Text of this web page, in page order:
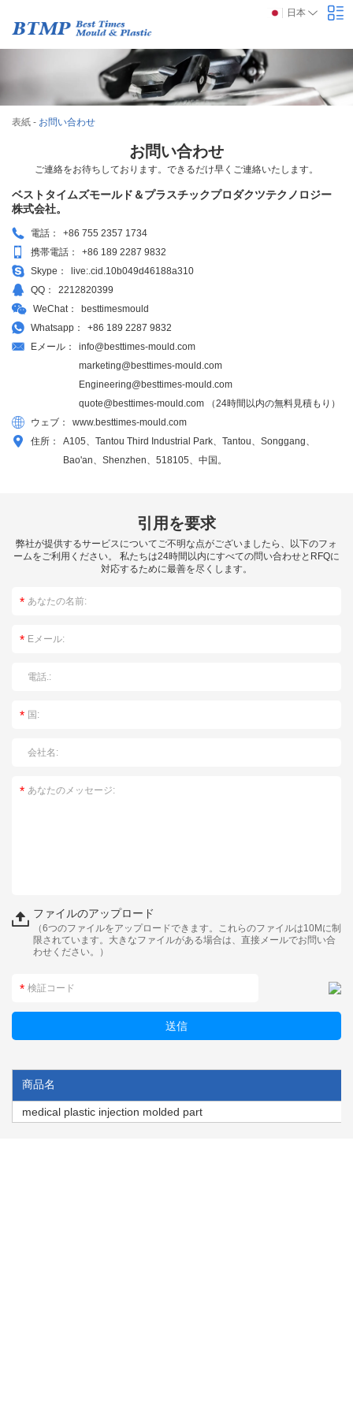
日本
表紙 - お問い合わせ
お問い合わせ
ご連絡をお待ちしております。できるだけ早くご連絡いたします。
ベストタイムズモールド＆プラスチックプロダクツテクノロジー
株式会社。
電話：
+86 755 2357 1734
携帯電話：
+86 189 2287 9832
Skype：
live:.cid.10b049d46188a310
QQ：
2212820399
WeChat：
besttimesmould
Whatsapp：
+86 189 2287 9832
Eメール：
info@besttimes-mould.com
marketing@besttimes-mould.com
Engineering@besttimes-mould.com
quote@besttimes-mould.com
（24時間以内の無料見積もり）
ウェブ：
www.besttimes-mould.com
住所：
A105、Tantou Third Industrial Park、Tantou、Songgang、
Bao'an、Shenzhen、518105、中国。
引用を要求
弊社が提供するサービスについてご不明な点がございましたら、以下のフォ
ームをご利用ください。 私たちは24時間以内にすべての問い合わせとRFQに
対応するために最善を尽くします。
ファイルのアップロード
（6つのファイルをアップロードできます。これらのファイルは10Mに制
限されています。大きなファイルがある場合は、直接メールでお問い合
わせください。）
商品名
medical plastic injection molded part